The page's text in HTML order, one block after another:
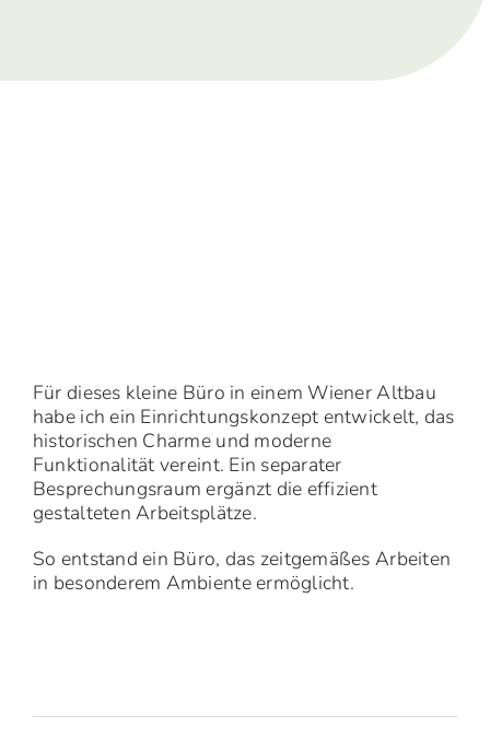
Für dieses kleine Büro in einem Wiener Altbau
habe ich ein Einrichtungskonzept entwickelt, das
historischen Charme und moderne
Funktionalität vereint. Ein separater
Besprechungsraum ergänzt die effizient
gestalteten Arbeitsplätze.
So entstand ein Büro, das zeitgemäßes Arbeiten
in besonderem Ambiente ermöglicht.